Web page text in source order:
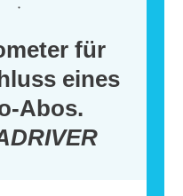
für
eines
Abos.